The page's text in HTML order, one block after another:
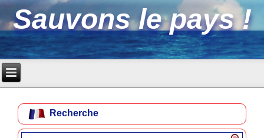
Sauvons le pays !
Recherche